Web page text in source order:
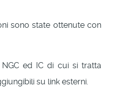
sono state ottenute con
ed IC di cui si tratta
su link esterni.